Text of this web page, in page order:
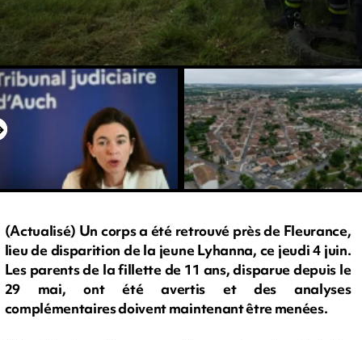
(Actualisé) Un corps a été retrouvé près de Fleurance,
lieu de disparition de la jeune Lyhanna, ce jeudi 4 juin.
Les parents de la fillette de 11 ans, disparue depuis le
29 mai, ont été avertis et des analyses
complémentaires doivent maintenant être menées.